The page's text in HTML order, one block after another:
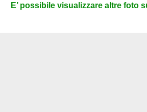
E’ possibile visualizzare altre